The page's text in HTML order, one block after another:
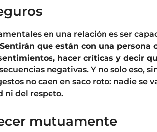
en una relación es ser
Sentirán que están con una persona
hacer críticas y decir
negativas. Y no solo eso,
no caen en saco roto: nadie se
ni del respeto.
mutuamente